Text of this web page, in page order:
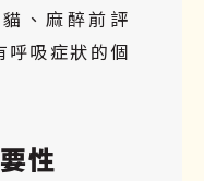
、麻醉前評
呼吸症狀的個
性